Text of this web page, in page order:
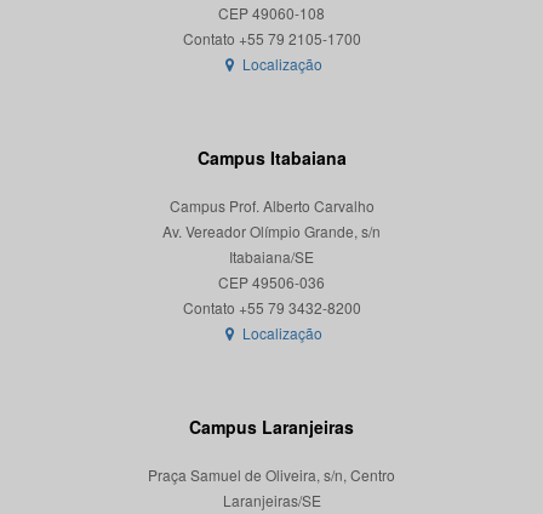
CEP 49060-108
Localização
Campus Itabaiana
Campus Prof. Alberto Carvalho
Av. Vereador Olímpio Grande, s/n
Itabaiana/SE
CEP 49506-036
Localização
Campus Laranjeiras
Praça Samuel de Oliveira, s/n, Centro
Laranjeiras/SE